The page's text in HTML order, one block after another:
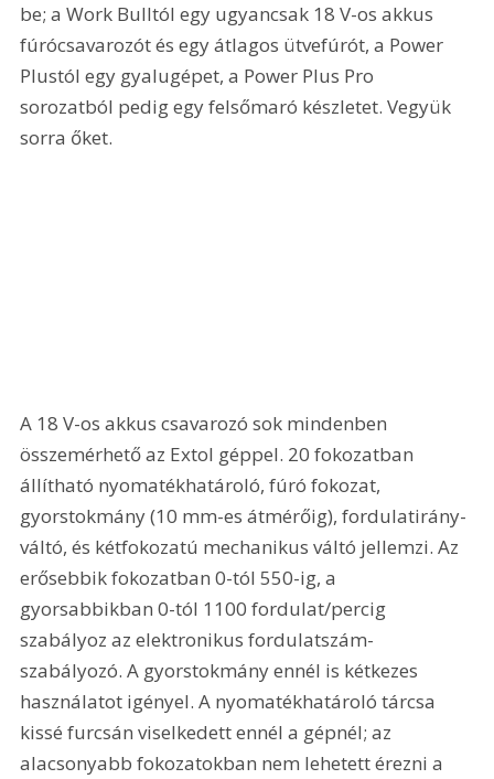
be; a Work Bulltól egy ugyancsak 18 V-os akkus
fúrócsavarozót és egy átlagos ütvefúrót, a Power
Plustól egy gyalugépet, a Power Plus Pro
sorozatból pedig egy felsőmaró készletet. Vegyük
sorra őket.
A 18 V-os akkus csavarozó sok mindenben
összemérhető az Extol géppel. 20 fokozatban
állítható nyomatékhatároló, fúró fokozat,
gyorstokmány (10 mm-es átmérőig), fordulatirány-
váltó, és kétfokozatú mechanikus váltó jellemzi. Az
erősebbik fokozatban 0-tól 550-ig, a
gyorsabbikban 0-tól 1100 fordulat/percig
szabályoz az elektronikus fordulatszám-
szabályozó. A gyorstokmány ennél is kétkezes
használatot igényel. A nyomatékhatároló tárcsa
kissé furcsán viselkedett ennél a gépnél; az
alacsonyabb fokozatokban nem lehetett érezni a